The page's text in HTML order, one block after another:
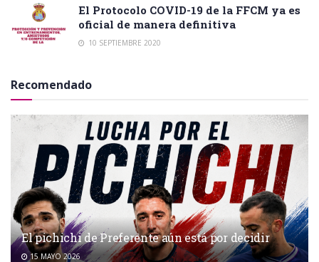
El Protocolo COVID-19 de la FFCM ya es
oficial de manera definitiva
10 SEPTIEMBRE 2020
Recomendado
El pichichi de Preferente aún está por decidir
15 MAYO 2026